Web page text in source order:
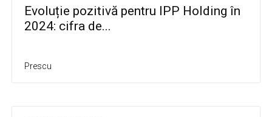
Evoluție pozitivă pentru IPP Holding în
2024: cifra de...
Prescu